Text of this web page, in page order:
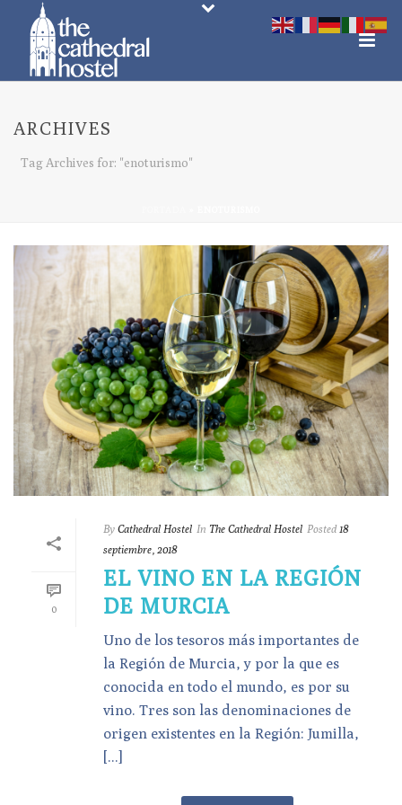
ARCHIVES
Tag Archives for: "enoturismo"
0
By Cathedral Hostel In The Cathedral Hostel Posted 18
septiembre, 2018
EL VINO EN LA REGIÓN
DE MURCIA
Uno de los tesoros más importantes de
la Región de Murcia, y por la que es
conocida en todo el mundo, es por su
vino. Tres son las denominaciones de
origen existentes en la Región: Jumilla,
[...]